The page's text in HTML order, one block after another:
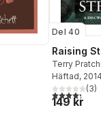
Del 40
Raising
Terry
Häftad, 2014
4,3utav 5(3)
149 kr